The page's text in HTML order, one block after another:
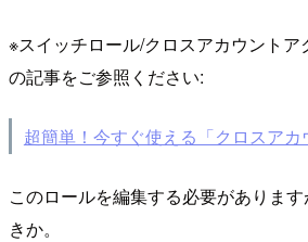
※スイッチロール/クロスアカウント
の記事をご参照ください:
超簡単！今すぐ使える「クロスアカ
このロールを編集する必要がありま
きか。